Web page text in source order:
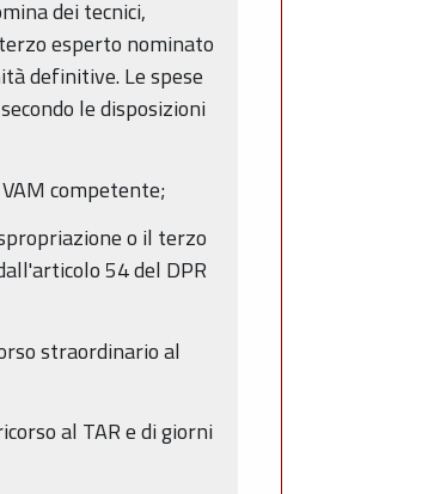
dei tecnici,
esperto nominato
definitive. Le spese
le disposizioni
competente;
o il terzo
54 del DPR
straordinario al
al TAR e di giorni